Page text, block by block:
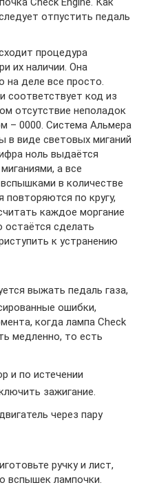
отпустить педаль
процедура
их наличии. Она
на деле все просто.
соответствует код из
отсутствие неполадок
– 0000. Система Альмера
в виде световых миганий
ноль выдаётся
а все
в количестве
по кругу,
каждое моргание
остаётся сделать
к устранению
выжать педаль газа,
ошибки,
когда лампа Check
медленно, то есть
и по истечении
зажигание.
через пару
ручку и лист,
вспышек лампочки.